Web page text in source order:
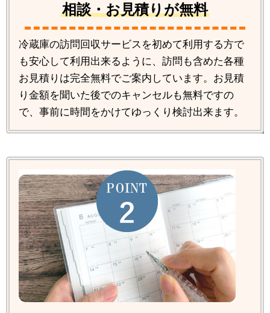
相談・お見積りが無料
冷蔵庫の訪問回収サービスを初めて利用する方で
も安心して利用出来るように、訪問も含めた各種
お見積りは完全無料でご案内しています。お見積
り金額を聞いた後でのキャンセルも無料ですの
で、事前に時間をかけてゆっくり検討出来ます。